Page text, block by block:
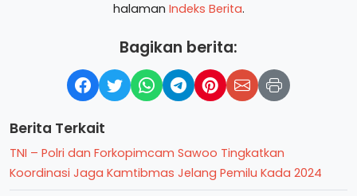
halaman Indeks Berita.
Bagikan berita:
Berita Terkait
TNI – Polri dan Forkopimcam Sawoo Tingkatkan
Koordinasi Jaga Kamtibmas Jelang Pemilu Kada 2024